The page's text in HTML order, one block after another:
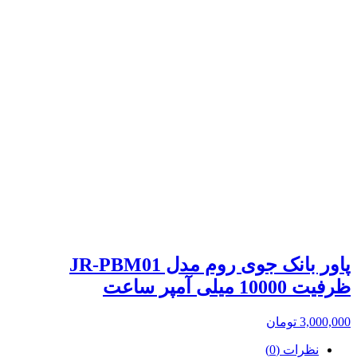
پاور بانک جوی روم مدل JR-PBM01
ظرفیت 10000 میلی آمپر ساعت
3,000,000 تومان
نظرات (0)